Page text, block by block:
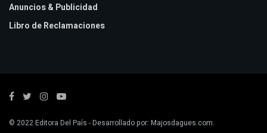
Anuncios & Publicidad
Libro de Reclamaciones
© 2022Editora Del País - Desarrollado por: Majosdagues.com.